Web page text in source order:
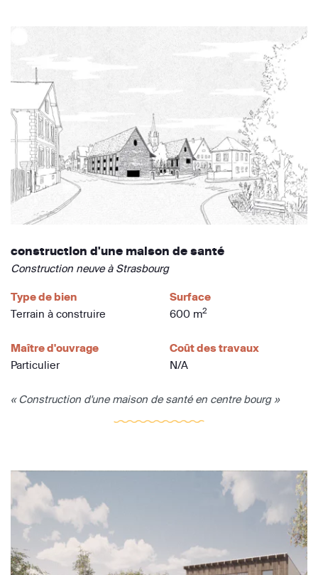
construction d'une maison de santé
Construction neuve à Strasbourg
Type de bien
Terrain à construire
Surface
600 m2
Maître d'ouvrage
Particulier
Coût des travaux
N/A
« Construction d'une maison de santé en centre bourg »